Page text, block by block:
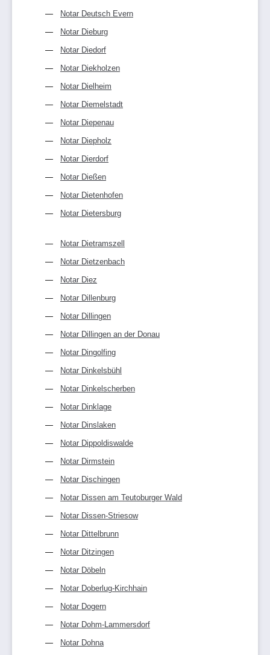
Notar Deutsch Evern
Notar Dieburg
Notar Diedorf
Notar Diekholzen
Notar Dielheim
Notar Diemelstadt
Notar Diepenau
Notar Diepholz
Notar Dierdorf
Notar Dießen
Notar Dietenhofen
Notar Dietersburg
Notar Dietramszell
Notar Dietzenbach
Notar Diez
Notar Dillenburg
Notar Dillingen
Notar Dillingen an der Donau
Notar Dingolfing
Notar Dinkelsbühl
Notar Dinkelscherben
Notar Dinklage
Notar Dinslaken
Notar Dippoldiswalde
Notar Dirmstein
Notar Dischingen
Notar Dissen am Teutoburger Wald
Notar Dissen-Striesow
Notar Dittelbrunn
Notar Ditzingen
Notar Döbeln
Notar Doberlug-Kirchhain
Notar Dogern
Notar Dohm-Lammersdorf
Notar Dohna